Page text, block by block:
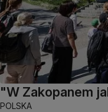
"W Zakopanem
POLSKA